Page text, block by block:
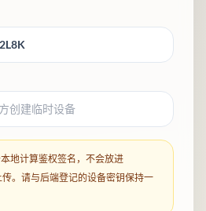
地计算鉴权签名，不会放进
传。请与后端登记的设备密钥保持一